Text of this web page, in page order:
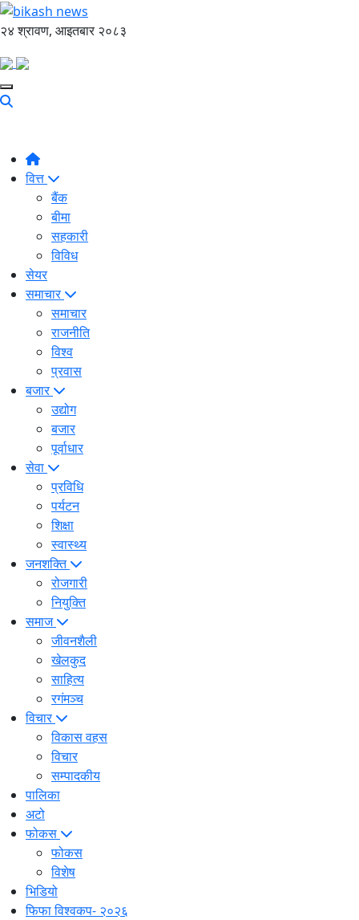
२४ श्रावण, आइतबार २०८३
वित्त
बैंक
बीमा
सहकारी
विविध
सेयर
समाचार
समाचार
राजनीति
विश्व
प्रवास
बजार
उद्योग
बजार
पूर्वाधार
सेवा
प्रविधि
पर्यटन
शिक्षा
स्वास्थ्य
जनशक्ति
रोजगारी
नियुक्ति
समाज
जीवनशैली
खेलकुद
साहित्य
रगंमञ्च
विचार
विकास वहस
विचार
सम्पादकीय
पालिका
अटो
फोकस
फोकस
विशेष
भिडियो
फिफा विश्वकप- २०२६